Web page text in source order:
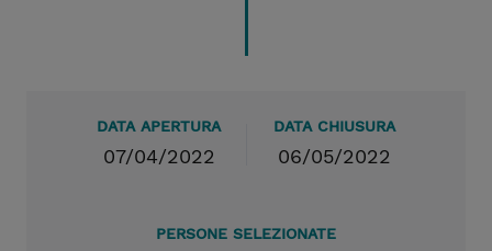
DATA APERTURA
07/04/2022
DATA CHIUSURA
06/05/2022
PERSONE SELEZIONATE